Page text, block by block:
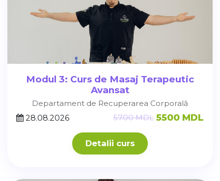
Modul 3: Curs de Masaj Terapeutic
Avansat
Departament de Recuperarea Corporală
28.08.2026
5700 MDL 5500 MDL
Detalii curs